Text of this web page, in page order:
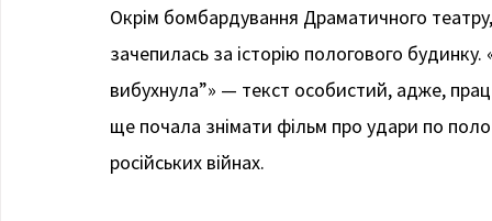
Окрім бомбардування Драматичного
зачепилась за історію пологового
вибухнула”» — текст особистий, адже,
ще почала знімати фільм про удари по
російських війнах.